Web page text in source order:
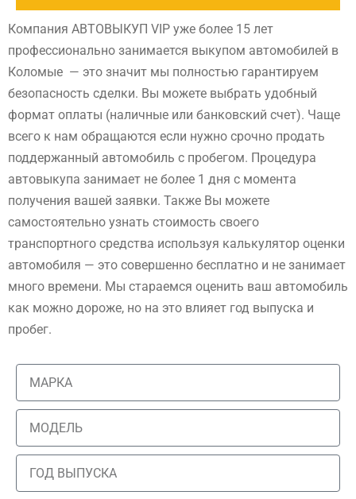
Компания АВТОВЫКУП VIP уже более 15 лет
профессионально занимается выкупом автомобилей в
Коломые — это значит мы полностью гарантируем
безопасность сделки. Вы можете выбрать удобный
формат оплаты (наличные или банковский счет). Чаще
всего к нам обращаются если нужно срочно продать
поддержанный автомобиль с пробегом. Процедура
автовыкупа занимает не более 1 дня с момента
получения вашей заявки. Также Вы можете
самостоятельно узнать стоимость своего
транспортного средства используя калькулятор оценки
автомобиля — это совершенно бесплатно и не занимает
много времени. Мы стараемся оценить ваш автомобиль
как можно дороже, но на это влияет год выпуска и
пробег.